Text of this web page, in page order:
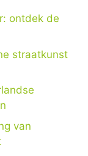
ontdek de
straatkunst
van